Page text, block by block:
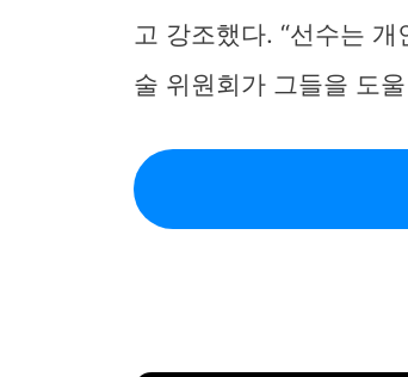
고 강조했다. “선수는
술 위원회가 그들을 도